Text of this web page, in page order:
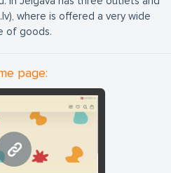
where is offered a very wide
of goods.
page:
www.kanclers.lv